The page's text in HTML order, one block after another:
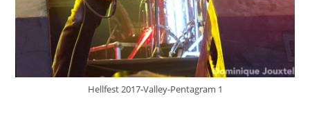
Hellfest 2017-Valley-Pentagram 1